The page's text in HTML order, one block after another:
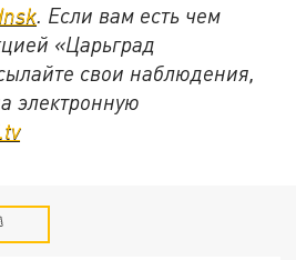
. Если вам есть чем
«Царьград
свои наблюдения,
электронную